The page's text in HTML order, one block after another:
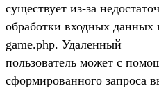
существует из-за
обработки входных данных
game.php. Удаленный
пользователь может с
сформированного запроса